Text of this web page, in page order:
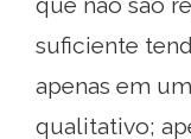
suficiente
apenas em
qualitativo;